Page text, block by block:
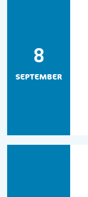
8
SEPTEMBER